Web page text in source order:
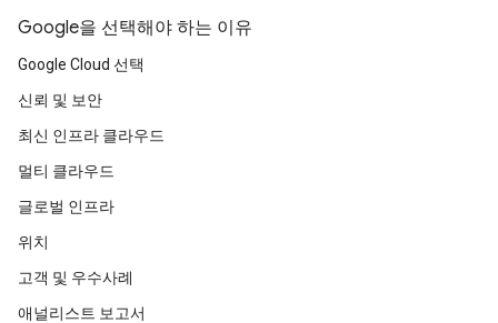
Google을 선택해야 하는 이유
Google Cloud 선택
신뢰 및 보안
최신 인프라 클라우드
멀티 클라우드
글로벌 인프라
위치
고객 및 우수사례
애널리스트 보고서